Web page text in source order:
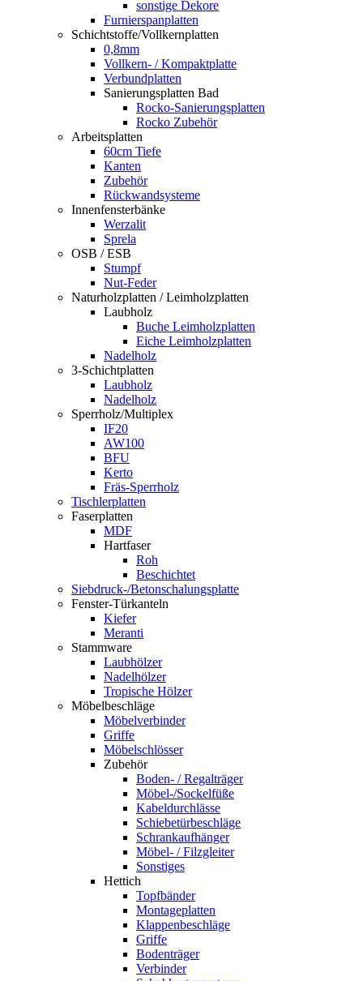
sonstige Dekore
Furnierspanplatten
Schichtstoffe/Vollkernplatten
0,8mm
Vollkern- / Kompaktplatte
Verbundplatten
Sanierungsplatten Bad
Rocko-Sanierungsplatten
Rocko Zubehör
Arbeitsplatten
60cm Tiefe
Kanten
Zubehör
Rückwandsysteme
Innenfensterbänke
Werzalit
Sprela
OSB / ESB
Stumpf
Nut-Feder
Naturholzplatten / Leimholzplatten
Laubholz
Buche Leimholzplatten
Eiche Leimholzplatten
Nadelholz
3-Schichtplatten
Laubholz
Nadelholz
Sperrholz/Multiplex
IF20
AW100
BFU
Kerto
Fräs-Sperrholz
Tischlerplatten
Faserplatten
MDF
Hartfaser
Roh
Beschichtet
Siebdruck-/Betonschalungsplatte
Fenster-Türkanteln
Kiefer
Meranti
Stammware
Laubhölzer
Nadelhölzer
Tropische Hölzer
Möbelbeschläge
Möbelverbinder
Griffe
Möbelschlösser
Zubehör
Boden- / Regalträger
Möbel-/Sockelfüße
Kabeldurchlässe
Schiebetürbeschläge
Schrankaufhänger
Möbel- / Filzgleiter
Sonstiges
Hettich
Topfbänder
Montageplatten
Klappenbeschläge
Griffe
Bodenträger
Verbinder